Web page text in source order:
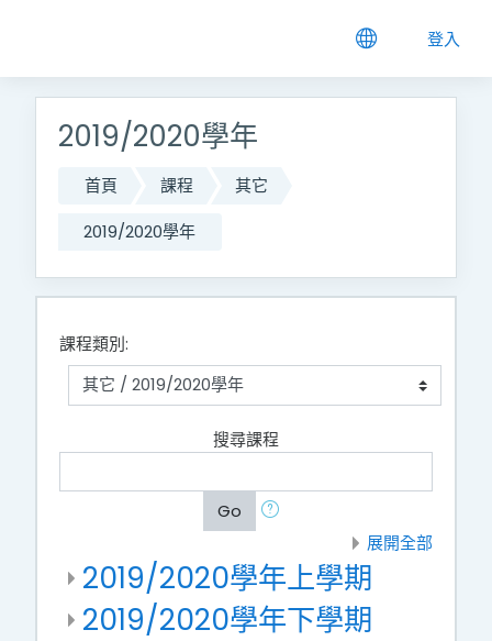
登入
2019/2020學年
首頁 課程
其它
2019/2020學年
課程類別:
搜尋課程
Go
展開全部
2019/2020學年上學期
2019/2020學年下學期